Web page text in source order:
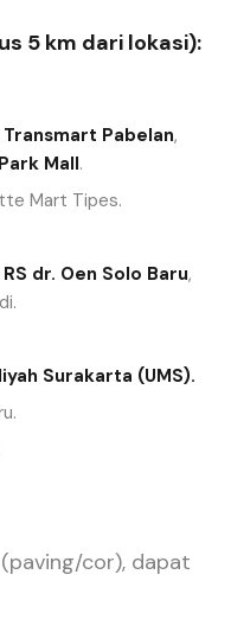
5 km dari lokasi):
Transmart Pabelan,
Mall.
Mart Tipes.
RS dr. Oen Solo Baru,
Surakarta (UMS).
cor), dapat